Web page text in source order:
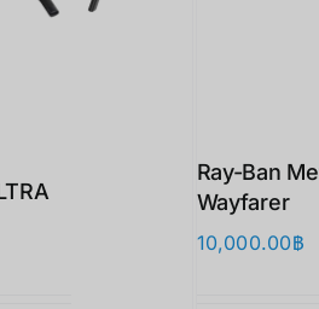
Ray-Ban
Wayfarer
10,000.00฿